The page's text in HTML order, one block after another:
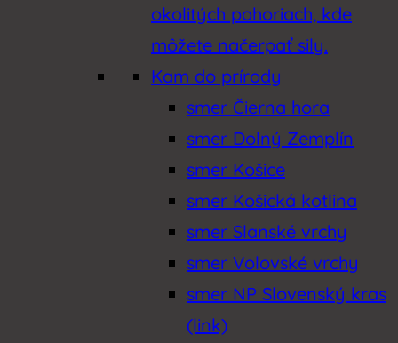
okolitých pohoriach, kde
môžete načerpať sily.
Kam do prírody
smer Čierna hora
smer Dolný Zemplín
smer Košice
smer Košická kotlina
smer Slanské vrchy
smer Volovské vrchy
smer NP Slovenský kras
(link)